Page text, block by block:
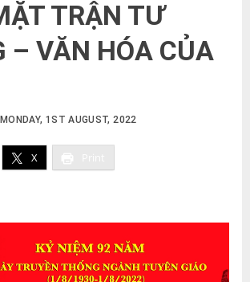
TRẬN TƯ
– VĂN HÓA CỦA
X
MONDAY, 1ST AUGUST, 2022